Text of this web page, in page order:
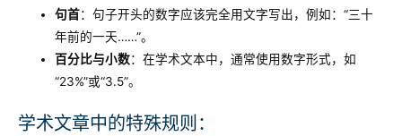
句首：句子开头的数字应该完全用文字写出，例如：“三十
年前的一天……”。
百分比与小数：在学术文本中，通常使用数字形式，如
“23%”或“3.5”。
学术文章中的特殊规则：